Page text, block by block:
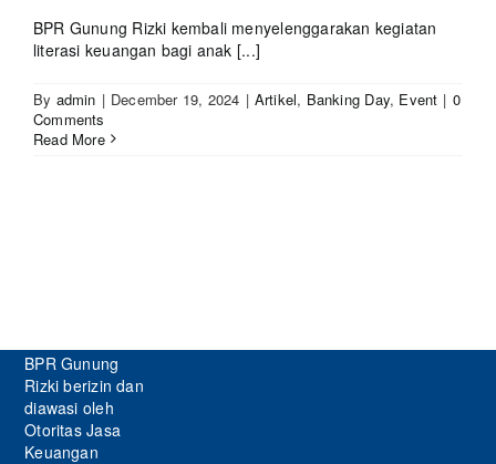
BPR Gunung Rizki kembali menyelenggarakan kegiatan
literasi keuangan bagi anak [...]
By admin | December 19, 2024 | Artikel, Banking Day, Event | 0
Comments
Read More
BPR Gunung
Rizki berizin dan
diawasi oleh
Otoritas Jasa
Keuangan